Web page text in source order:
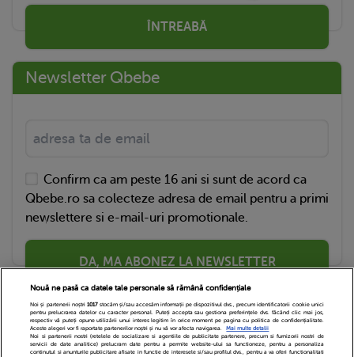
ÎNTREABĂ
Newsletter Qbebe
Confirm ca am peste 16 ani si sunt de acord ca
Qbebe.ro sa colecteze adresa de email pentru a primi
newslettere si e-mail-uri promotionale.
DA, MA ABONEZ LA NEWSLETTER
Nouă ne pasă ca datele tale personale să rămână confidențiale
Noi și partenerii noștri 1017stocăm și/sau accesăm informații pe dispozitivul dvs., precum identificatorii cookie unici
pentru prelucrarea datelor cu caracter personal. Puteți accepta sau gestiona preferințele dvs. făcând clic mai jos,
respectiv vă puteți opune utilizării unui interes legitim în orice moment pe pagina cu politica de confidențialitate.
Aceste alegeri vor fi raportate partenerilor noștri și nu vă vor afecta navigarea.
Mai multe detalii
Noi si partenerii nostri (retelele de socializare si agentiile de publicitate partenere, precum si furnizorii nostri de
servicii de date analitice) prelucram date pentru a permite website-ului sa functioneze, pentru a personaliza
continutul si anunturile publicitare afisate in functie de interesele si/sau profilul dvs., pentru a va oferi functionalitati